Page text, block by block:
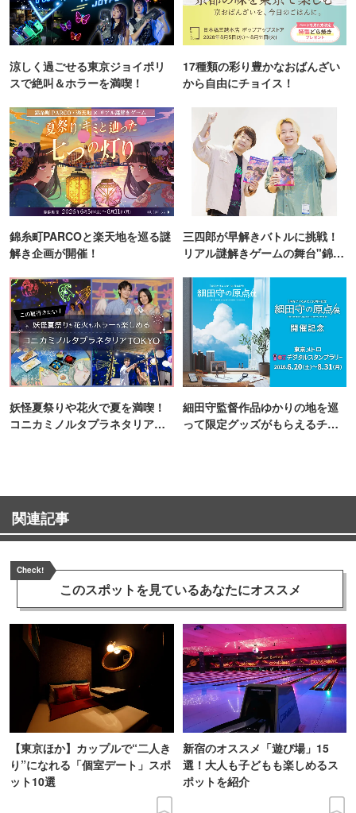
涼しく過ごせる東京ジョイポリ
スで絶叫＆ホラーを満喫！
17種類の彩り豊かなおばんざい
から自由にチョイス！
錦糸町PARCOと楽天地を巡る謎
解き企画が開催！
三四郎が早解きバトルに挑戦！
リアル謎解きゲームの舞台"錦糸
妖怪夏祭りや花火で夏を満喫！
コニカミノルタプラネタリア
細田守監督作品ゆかりの地を巡
って限定グッズがもらえるチャ
関連記事
Check!
このスポットを見ているあなたにオススメ
【東京ほか】カップルで“二人き
り”になれる「個室デート」スポ
ット10選
新宿のオススメ「遊び場」15
選！大人も子どもも楽しめるス
ポットを紹介